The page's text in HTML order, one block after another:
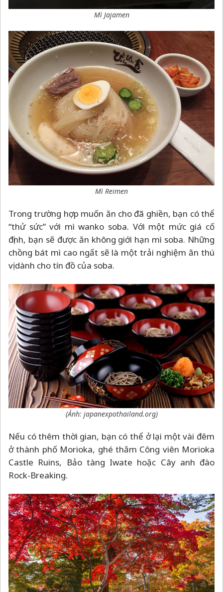
Mì Jajamen
Mì Reimen
Trong trường hợp muốn ăn cho đã ghiền, bạn có thể
“thử sức” với mì wanko soba. Với một mức giá cố
định, bạn sẽ được ăn không giới hạn mì soba. Những
chồng bát mì cao ngất sẽ là một trải nghiệm ăn thú
vị dành cho tín đồ của soba.
(Ảnh: japanexpothailand.org)
Nếu có thêm thời gian, bạn có thể ở lại một vài đêm
ở thành phố Morioka, ghé thăm Công viên Morioka
Castle Ruins, Bảo tàng Iwate hoặc Cây anh đào
Rock-Breaking.